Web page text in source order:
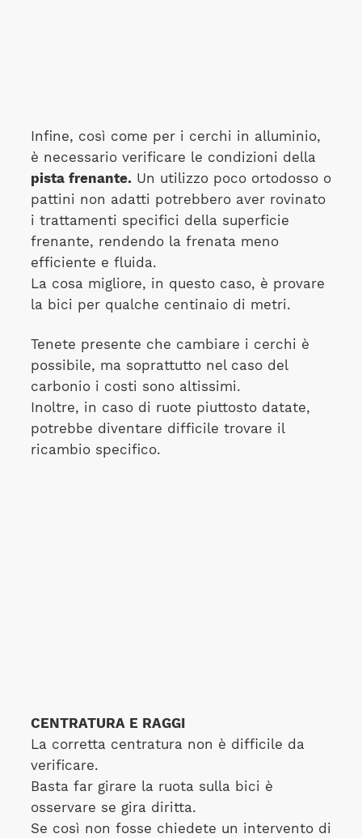
Infine, così come per i cerchi in alluminio,
è necessario verificare le condizioni della
pista frenante.Un utilizzo poco ortodosso o
pattini non adatti potrebbero aver rovinato
i trattamenti specifici della superficie
frenante, rendendo la frenata meno
efficiente e fluida.
La cosa migliore, in questo caso, è provare
la bici per qualche centinaio di metri.
Tenete presente che cambiare i cerchi è
possibile, ma soprattutto nel caso del
carbonio i costi sono altissimi.
Inoltre, in caso di ruote piuttosto datate,
potrebbe diventare difficile trovare il
ricambio specifico.
CENTRATURA E RAGGI
La corretta centratura non è difficile da
verificare.
Basta far girare la ruota sulla bici è
osservare se gira diritta.
Se così non fosse chiedete un intervento di